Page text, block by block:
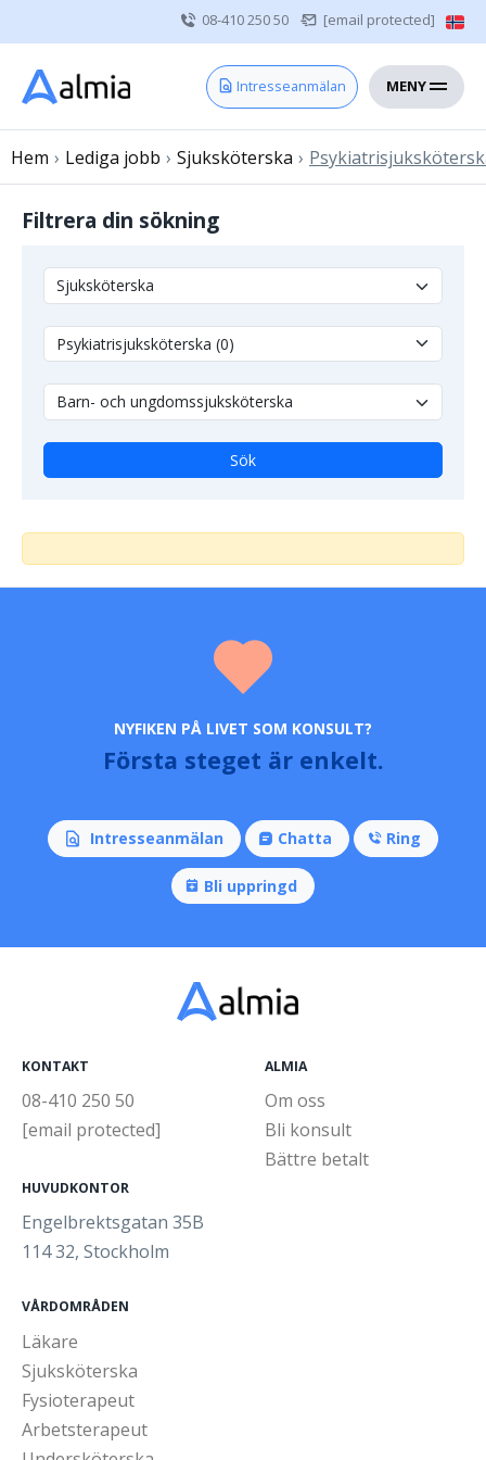
08-410 250 50 [email protected]
Intresseanmälan MENY
Hem
Vårdgivare
Om oss
Kontakt
Övrig vårdpersonal
Hem › Lediga jobb › Sjuksköterska ›
Filtrera din sökning
Sök
NYFIKEN PÅ LIVET SOM KONSULT?
Första steget är enkelt.
Intresseanmälan Chatta Ring
Bli uppringd
KONTAKT
08-410 250 50
[email protected]
HUVUDKONTOR
Engelbrektsgatan 35B
114 32, Stockholm
ALMIA
Om oss
Bli konsult
Bättre betalt
VÅRDOMRÅDEN
Läkare
Sjuksköterska
Fysioterapeut
Arbetsterapeut